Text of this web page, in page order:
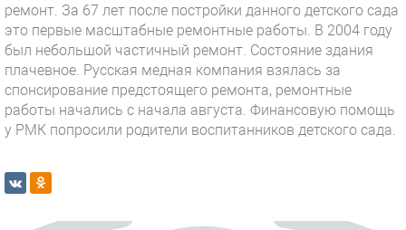
ремонт. За 67 лет после постройки данного детского сада
это первые масштабные ремонтные работы. В 2004 году
был небольшой частичный ремонт. Состояние здания
плачевное. Русская медная компания взялась за
спонсирование предстоящего ремонта, ремонтные
работы начались с начала августа. Финансовую помощь
у РМК попросили родители воспитанников детского сада.